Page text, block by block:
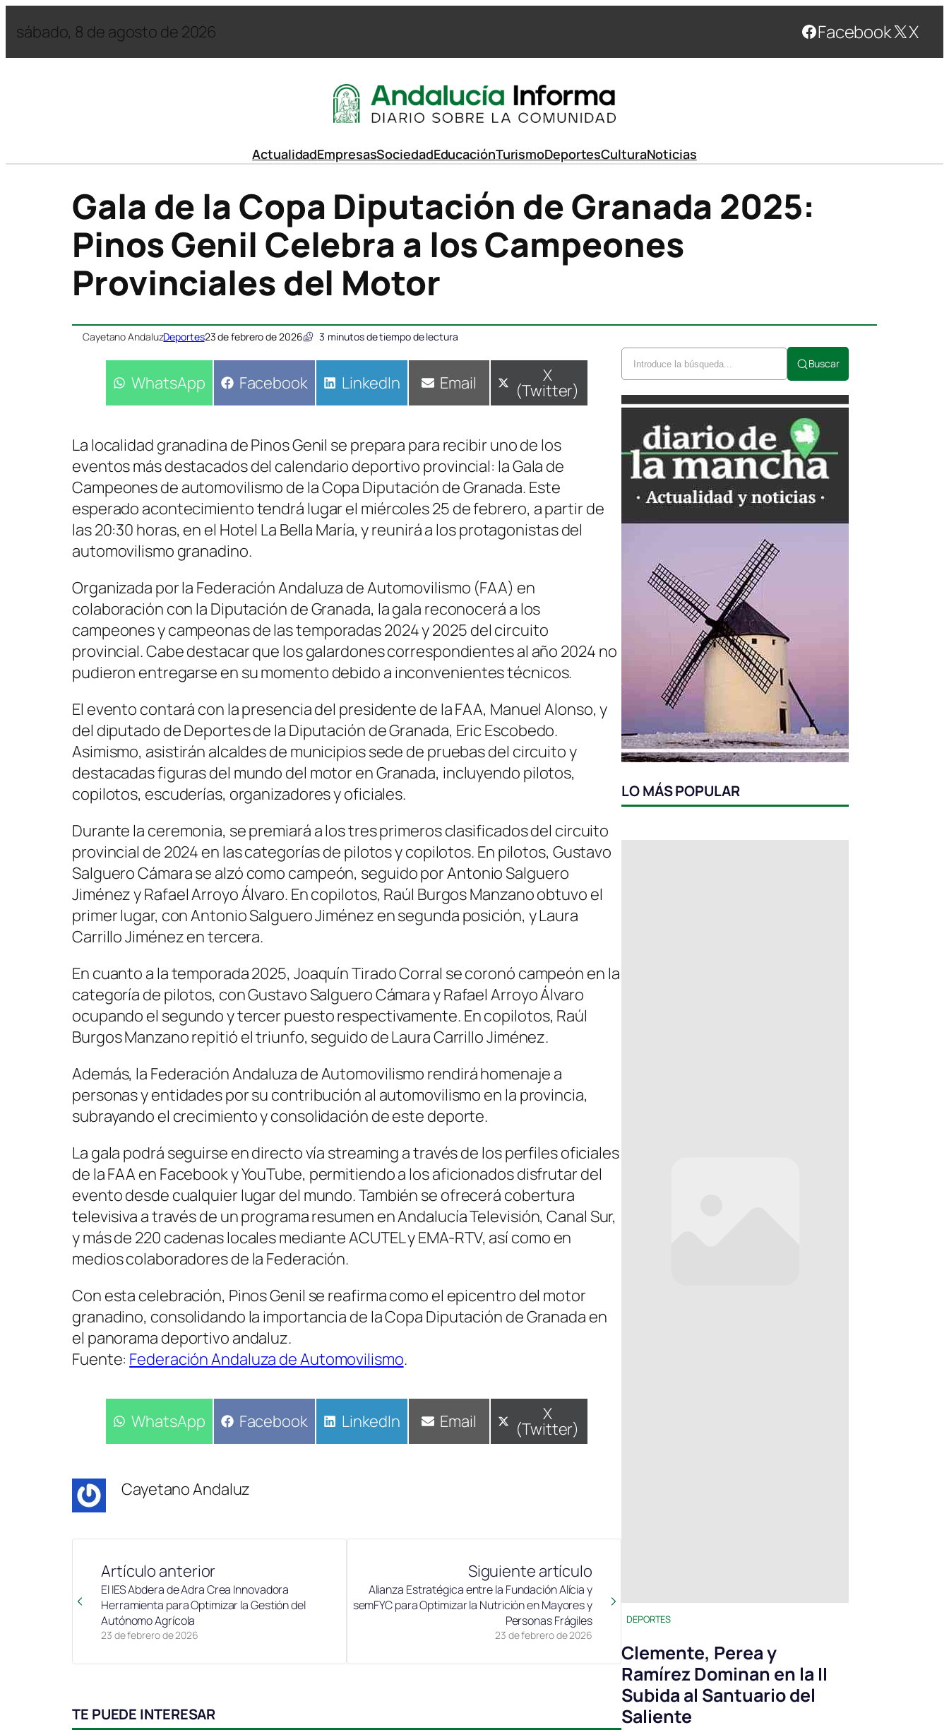
sábado, 8 de agosto de 2026 Facebook X
ActualidadEmpresasSociedadEducaciónTurismoDeportesCulturaNoticias
Gala de la Copa Diputación de Granada 2025:
Pinos Genil Celebra a los Campeones
Provinciales del Motor
Cayetano AndaluzDeportes23 de febrero de 2026 3 minutos de tiempo de lectura
Compartir
WhatsApp Compartir
Facebook Compartir
LinkedIn Compartir
Email Compartir
en
X
(Twitter)
La localidad granadina de Pinos Genil se prepara para recibir uno de los
eventos más destacados del calendario deportivo provincial: la Gala de
Campeones de automovilismo de la Copa Diputación de Granada. Este
esperado acontecimiento tendrá lugar el miércoles 25 de febrero, a partir de
las 20:30 horas, en el Hotel La Bella María, y reunirá a los protagonistas del
automovilismo granadino.
Organizada por la Federación Andaluza de Automovilismo (FAA) en
colaboración con la Diputación de Granada, la gala reconocerá a los
campeones y campeonas de las temporadas 2024 y 2025 del circuito
provincial. Cabe destacar que los galardones correspondientes al año 2024 no
pudieron entregarse en su momento debido a inconvenientes técnicos.
El evento contará con la presencia del presidente de la FAA, Manuel Alonso, y
del diputado de Deportes de la Diputación de Granada, Eric Escobedo.
Asimismo, asistirán alcaldes de municipios sede de pruebas del circuito y
destacadas figuras del mundo del motor en Granada, incluyendo pilotos,
copilotos, escuderías, organizadores y oficiales.
Durante la ceremonia, se premiará a los tres primeros clasificados del circuito
provincial de 2024 en las categorías de pilotos y copilotos. En pilotos, Gustavo
Salguero Cámara se alzó como campeón, seguido por Antonio Salguero
Jiménez y Rafael Arroyo Álvaro. En copilotos, Raúl Burgos Manzano obtuvo el
primer lugar, con Antonio Salguero Jiménez en segunda posición, y Laura
Carrillo Jiménez en tercera.
En cuanto a la temporada 2025, Joaquín Tirado Corral se coronó campeón en la
categoría de pilotos, con Gustavo Salguero Cámara y Rafael Arroyo Álvaro
ocupando el segundo y tercer puesto respectivamente. En copilotos, Raúl
Burgos Manzano repitió el triunfo, seguido de Laura Carrillo Jiménez.
Además, la Federación Andaluza de Automovilismo rendirá homenaje a
personas y entidades por su contribución al automovilismo en la provincia,
subrayando el crecimiento y consolidación de este deporte.
La gala podrá seguirse en directo vía streaming a través de los perfiles oficiales
de la FAA en Facebook y YouTube, permitiendo a los aficionados disfrutar del
evento desde cualquier lugar del mundo. También se ofrecerá cobertura
televisiva a través de un programa resumen en Andalucía Televisión, Canal Sur,
y más de 220 cadenas locales mediante ACUTEL y EMA-RTV, así como en
medios colaboradores de la Federación.
Con esta celebración, Pinos Genil se reafirma como el epicentro del motor
granadino, consolidando la importancia de la Copa Diputación de Granada en
el panorama deportivo andaluz.
Fuente: Federación Andaluza de Automovilismo.
Compartir
WhatsApp Compartir
Facebook Compartir
LinkedIn Compartir
Email Compartir
en
X
(Twitter)
Cayetano Andaluz
Artículo anterior
23 de febrero de 2026
El IES Abdera de Adra Crea Innovadora
Herramienta para Optimizar la Gestión del
Autónomo Agrícola
Siguiente artículo
23 de febrero de 2026
Alianza Estratégica entre la Fundación Alícia y
semFYC para Optimizar la Nutrición en Mayores y
Personas Frágiles
TE PUEDE INTERESAR
Buscar
LO MÁS POPULAR
DEPORTES
Clemente, Perea y
Ramírez Dominan en la II
Subida al Santuario del
Saliente